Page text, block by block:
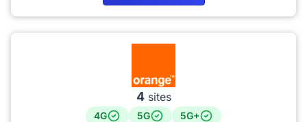
4sites
4G 5G
5G+